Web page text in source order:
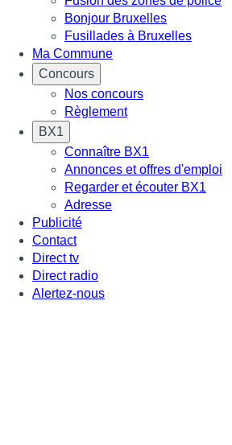
Bonjour Bruxelles
Fusillades à Bruxelles
Ma Commune
Concours
Nos concours
Règlement
BX1
Connaître BX1
Annonces et offres d'emploi
Regarder et écouter BX1
Adresse
Publicité
Contact
Direct tv
Direct radio
Alertez-nous